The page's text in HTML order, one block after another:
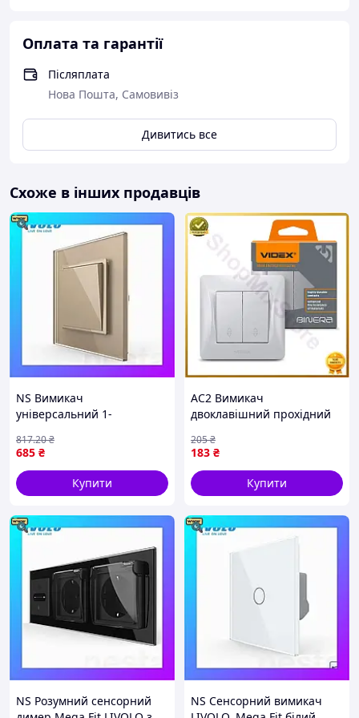
Оплата та гарантії
Післяплата
Нова Пошта, Самовивіз
Дивитись все
Схоже в інших продавців
NS Вимикач
універсальний 1-
золото скло 250В 10А (VL-
С7FCMKS-2AP) Nes22/Q
685 ₴
817.20₴
Купити
AC2 Вимикач
двоклавішний прохідний
шовк для дому та офісу
тумблер прихований MOD
DE
183 ₴
205₴
Купити
NS Розумний сенсорний
NS Сенсорний вимикач